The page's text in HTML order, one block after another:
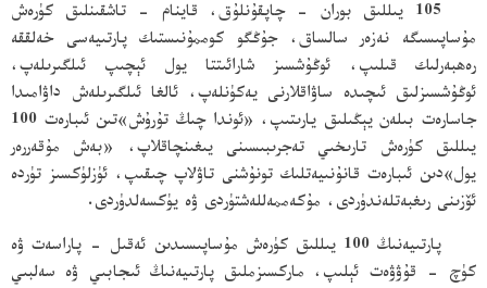
105 يىللىق بوران - چاپقۇنلۇق، قاينام - تاشقىنلىق كۈرەش
مۇساپىسىگە نەزەر سالساق، جۇڭگو كوممۇنىستىك پارتىيەسى خەلققە
رەھبەرلىك قىلىپ، ئوڭۇشسىز شارائىتتا يول ئېچىپ ئىلگىرىلەپ،
ئوڭۇشسىزلىق ئىچىدە ساۋاقلارنى يەكۈنلەپ، ئالغا ئىلگىرىلەش داۋامىدا
جاسارەت بىلەن يېڭىلىق يارىتىپ، «ئوندا چىڭ تۇرۇش»تىن ئىبارەت 100
يىللىق كۈرەش تارىخىي تەجرىبىسىنى يىغىنچاقلاپ، «بەش مۇقەررەر
يول»دىن ئىبارەت قانۇنىيەتلىك تونۇشنى تاۋلاپ چىقىپ، ئۈزلۈكسىز تۈردە
ئۆزىنى رىغبەتلەندۈردى، مۇكەممەللەشتۈردى ۋە يۈكسەلدۈردى.
پارتىيەنىڭ 100 يىللىق كۈرەش مۇساپىسىدىن ئەقىل - پاراسەت ۋە
كۈچ - قۇۋۋەت ئېلىپ، ماركسىزملىق پارتىيەنىڭ ئىجابىي ۋە سەلبىي